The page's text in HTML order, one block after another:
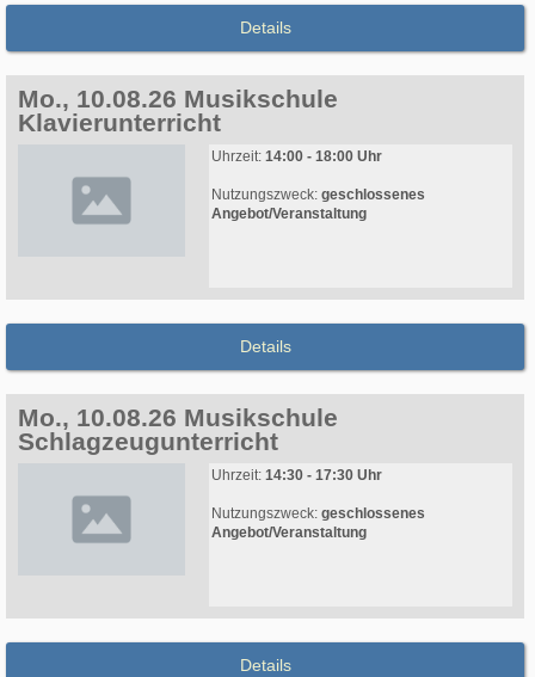
Details
Mo., 10.08.26 Musikschule
Klavierunterricht
Uhrzeit: 14:00 - 18:00 Uhr
Nutzungszweck: geschlossenes
Angebot/Veranstaltung
Details
Mo., 10.08.26 Musikschule
Schlagzeugunterricht
Uhrzeit: 14:30 - 17:30 Uhr
Nutzungszweck: geschlossenes
Angebot/Veranstaltung
Details